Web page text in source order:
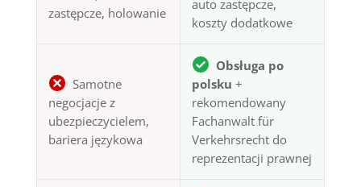
zastępcze, holowanie
auto zastępcze,
koszty dodatkowe
Samotne
negocjacje z
ubezpieczycielem,
bariera językowa
Obsługa po
polsku +
rekomendowany
Fachanwalt für
Verkehrsrecht do
reprezentacji prawnej